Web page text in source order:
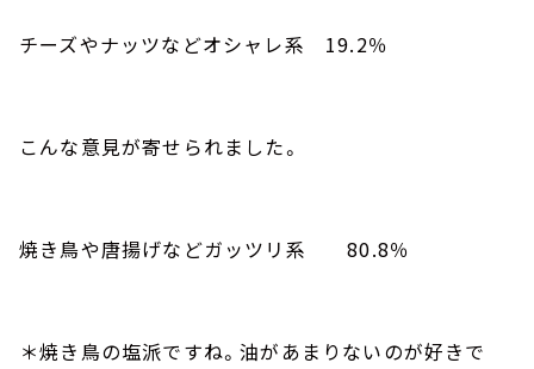
チーズやナッツなどオシャレ系 19.2％
こんな意見が寄せられました。
焼き鳥や唐揚げなどガッツリ系80.8％
＊焼き鳥の塩派ですね。油があまりないのが好きで